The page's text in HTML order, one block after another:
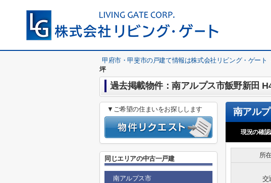
甲府市・甲斐市の戸建て情報は株式会社リビング・ゲート
坪
過去掲載物件：南アルプス市飯野新田
現況の確認
所
交
▼ご希望の住まいをお探しします
同じエリアの中古一戸建
南アルプス市